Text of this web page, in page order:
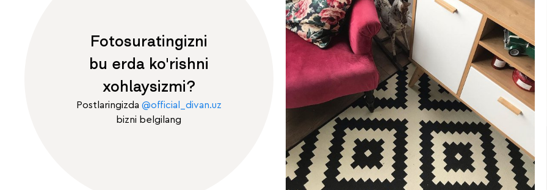
Fotosuratingizni
bu erda ko'rishni
xohlaysizmi?
Postlaringizda @official_divan.uz
bizni belgilang